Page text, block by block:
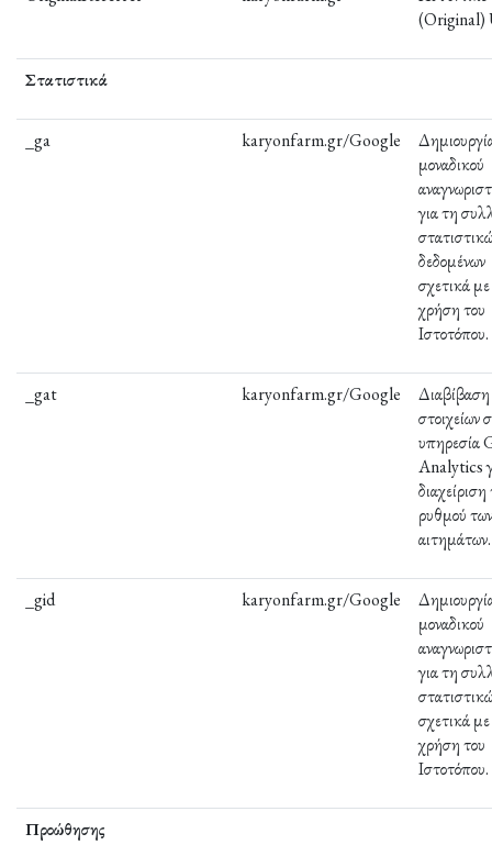
(Original)
Στατιστικά
_ga karyonfarm.gr/Google
μοναδικού
για τη
δεδομένων
σχετικά
χρήση του
Ιστοτόπου.
_gat karyonfarm.gr/Google
Διαβίβαση
στοιχείων
υπηρεσία
Analytics
διαχείριση
ρυθμού των
αιτημάτων.
_gid karyonfarm.gr/Google
μοναδικού
για τη
σχετικά
χρήση του
Ιστοτόπου.
Προώθησης